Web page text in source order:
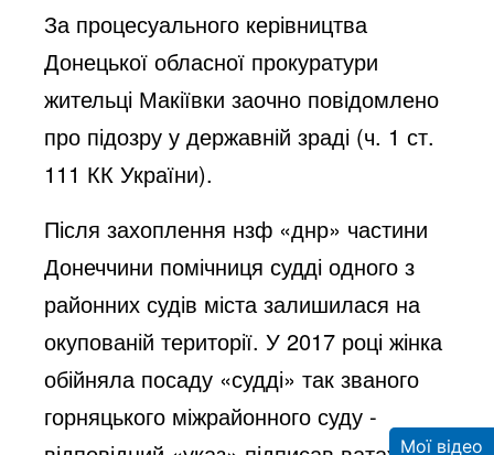
За процесуального керівництва
Донецької обласної прокуратури
жительці Макіївки заочно повідомлено
про підозру у державній зраді (ч. 1 ст.
111 КК України).
Після захоплення нзф «днр» частини
Донеччини помічниця судді одного з
районних судів міста залишилася на
окупованій території. У 2017 році жінка
обійняла посаду «судді» так званого
горняцького міжрайонного суду -
Мої відео